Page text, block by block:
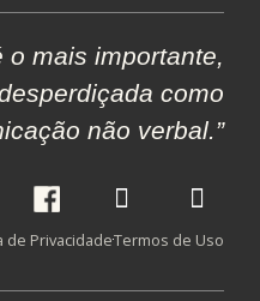
o mais importante,
como
não verbal.”
L
i
n
P
T
i
k
o
Y
o
u
u
de PrivacidadeTermos de Uso